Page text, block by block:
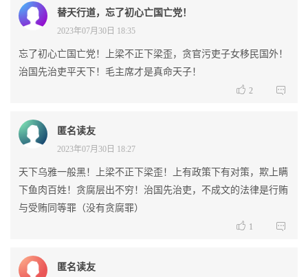
替天行道，忘了初心亡国亡党！
2023年07月30日 18:35
忘了初心亡国亡党！上梁不正下梁歪，贪官污吏子女移民国外！
治国先治吏平天下！毛主席才是真命天子！
 2 
匿名读友
2023年07月30日 18:27
天下乌雅一般黑！上梁不正下梁歪！上有政策下有对策，欺上瞒
下鱼肉百姓！贪腐层出不穷！治国先治吏，不成文的法律是行贿
与受贿同等罪（没有贪腐罪）
 1 
匿名读友